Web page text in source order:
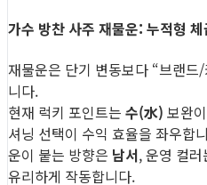
가수 방찬 사주 재물운: 누적형
재물운은 단기 변동보다 “브랜
니다.
현재 럭키 포인트는 수(水) 보완
셔닝 선택이 수익 효율을 좌우합
운이 붙는 방향은 남서, 운영 컬러
유리하게 작동합니다.